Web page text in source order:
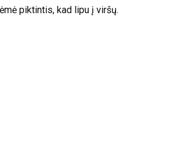
piktintis, kad lipu į viršų.